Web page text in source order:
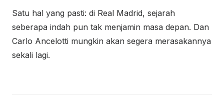
Satu hal yang pasti: di Real Madrid, sejarah
seberapa indah pun tak menjamin masa depan. Dan
Carlo Ancelotti mungkin akan segera merasakannya
sekali lagi.